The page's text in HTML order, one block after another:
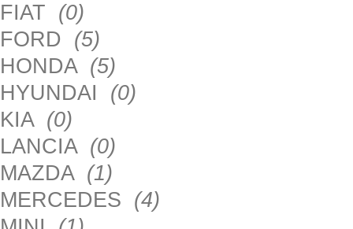
FIAT (0)
FORD (5)
HONDA (5)
HYUNDAI (0)
KIA (0)
LANCIA (0)
MAZDA (1)
MERCEDES (4)